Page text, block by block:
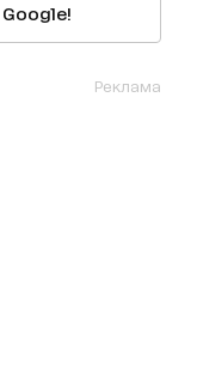
Реклама